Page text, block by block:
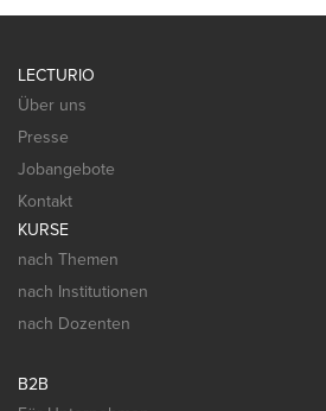
LECTURIO
Über uns
Presse
Jobangebote
Kontakt
KURSE
nach Themen
nach Institutionen
nach Dozenten
B2B